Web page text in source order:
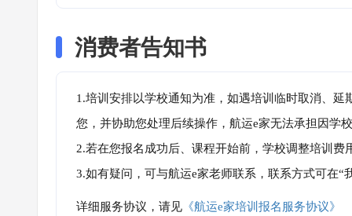
消费者告知书
1.培训安排以学校通知为准，如遇培训临时取消、
您，并协助您处理后续操作，航运e家无法承担因学
2.若在您报名成功后、课程开始前，学校调整培训
3.如有疑问，可与航运e家老师联系，联系方式可在
详细服务协议，请见 《航运e家培训报名服务协议》